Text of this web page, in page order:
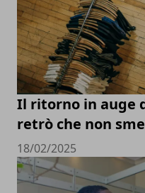
Il ritorno in auge
retrò che non
18/02/2025